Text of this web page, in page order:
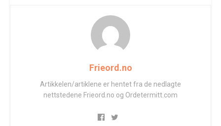
Frieord.no
Artikkelen/artiklene er hentet fra de nedlagte
nettstedene Frieord.no og Ordetermitt.com